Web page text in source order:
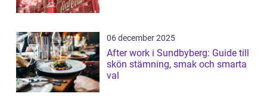
06 december 2025
After work i Sundbyberg: Guide till
skön stämning, smak och smarta
val